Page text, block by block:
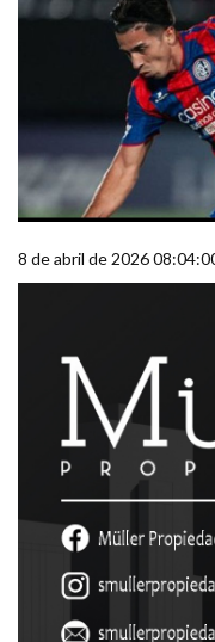
8 de abril de 2026